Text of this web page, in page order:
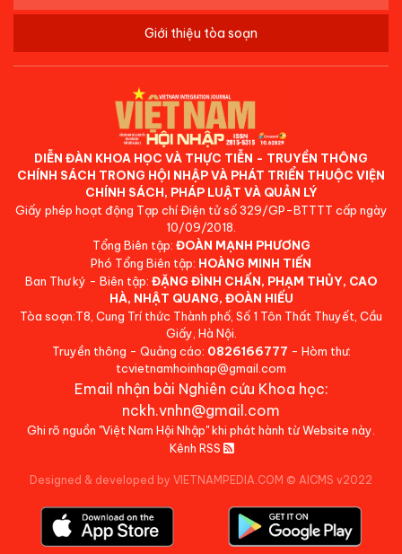
Giới thiệu tòa soạn
DIỄN ĐÀN KHOA HỌC VÀ THỰC TIỄN - TRUYỀN THÔNG
CHÍNH SÁCH TRONG HỘI NHẬP VÀ PHÁT TRIỂN THUỘC VIỆN
CHÍNH SÁCH, PHÁP LUẬT VÀ QUẢN LÝ
Giấy phép hoạt động Tạp chí Điện tử số 329/GP-BTTTT cấp ngày
10/09/2018.
Tổng Biên tập: ĐOÀN MẠNH PHƯƠNG
Phó Tổng Biên tập: HOÀNG MINH TIẾN
Ban Thư ký - Biên tập: ĐẶNG ĐÌNH CHẤN, PHẠM THỦY, CAO
HÀ, NHẬT QUANG, ĐOÀN HIẾU
Tòa soạn:T8, Cung Trí thức Thành phố, Số 1 Tôn Thất Thuyết, Cầu
Giấy, Hà Nội.
Truyền thông - Quảng cáo: 0826166777 - Hòm thư:
tcvietnamhoinhap@gmail.com
Email nhận bài Nghiên cứu Khoa học:
nckh.vnhn@gmail.com
Ghi rõ nguồn "Việt Nam Hội Nhập" khi phát hành từ Website này.
Kênh RSS
Designed & developed by VIETNAMPEDIA.COM © AICMS v2022